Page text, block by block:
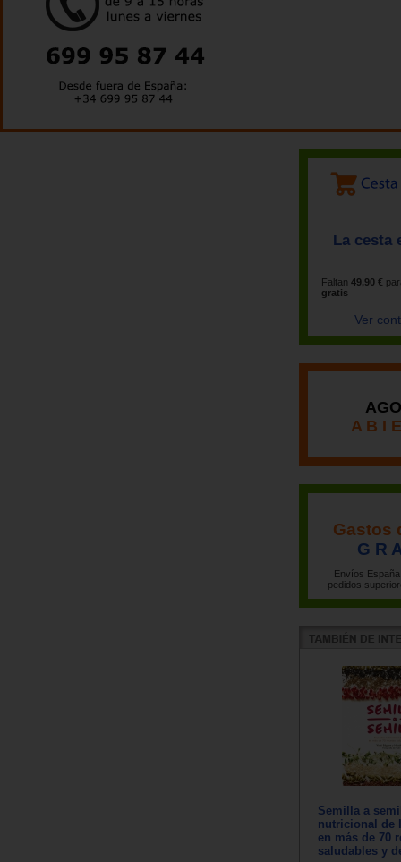
La cesta
Faltan 49,90 €
gratis
Ver
A B I
Gastos
G R
Envíos
pedidos
Semilla a
nutricional de
en más de 70
saludables y